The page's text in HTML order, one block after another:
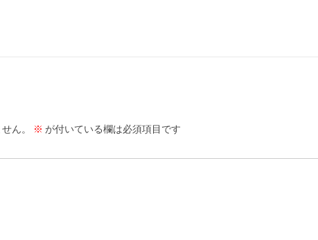
ん。 ※ が付いている欄は必須項目です